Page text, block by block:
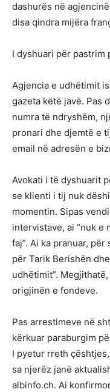
dashurës në
disa qindra mijëra
I dyshuari për pastrim
Agjencia e udhëtimit
gazeta këtë javë. Pas
numra të ndryshëm,
pronari dhe djemtë e
email në adresën e
Avokati i të dyshuarit
se klienti i tij nuk
momentin. Sipas
intervistave, ai “nuk e
faj”. Ai ka pranuar,
për Tarik Berishën
udhëtimit”.
origjinën e fondeve.
Pas arrestimeve në
kërkuar paraburgim
I pyetur rreth
sa njerëz janë
albinfo.ch. Ai